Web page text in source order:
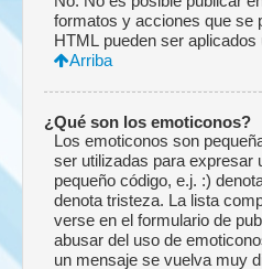
formatos y acciones que se
HTML pueden ser aplicados
Arriba
¿Qué son los emoticonos?
Los emoticonos son
ser utilizadas para expresar
pequeño código, e.j. :)
denota tristeza. La lista
verse en el formulario de
abusar del uso de
un mensaje se vuelva muy